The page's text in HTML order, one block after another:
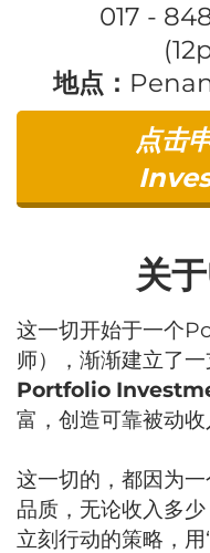
017 -
地点：
点击
关
这一切开始于一个
师），渐渐建立了
Portfolio
富，创造可靠被动收
这一切的，都因为
品质，无论收入多
立刻行动的策略，